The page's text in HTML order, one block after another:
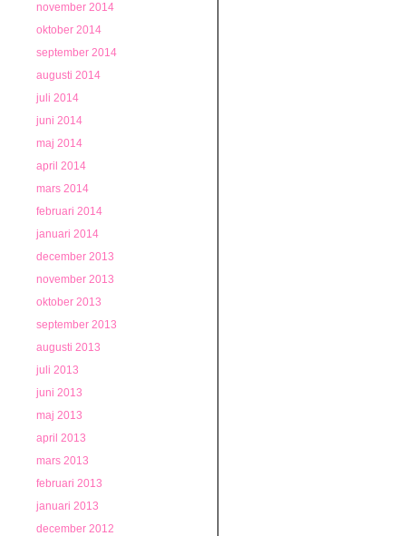
november 2014
oktober 2014
september 2014
augusti 2014
juli 2014
juni 2014
maj 2014
april 2014
mars 2014
februari 2014
januari 2014
december 2013
november 2013
oktober 2013
september 2013
augusti 2013
juli 2013
juni 2013
maj 2013
april 2013
mars 2013
februari 2013
januari 2013
december 2012